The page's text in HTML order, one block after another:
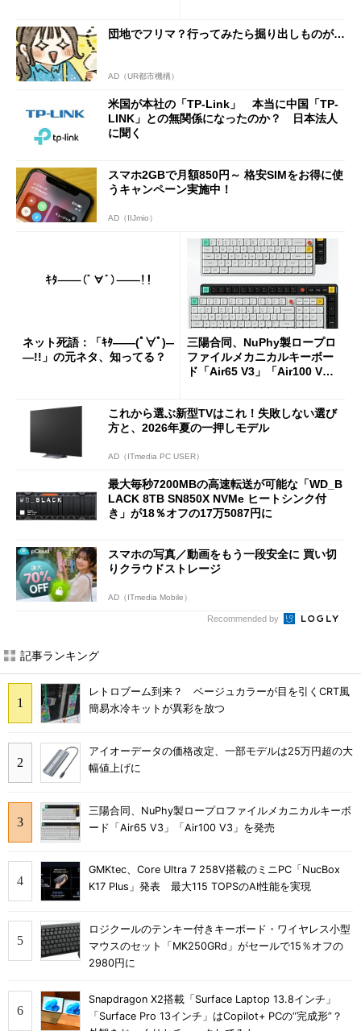
団地でフリマ？行ってみたら掘り出しものが…
AD（UR都市機構）
米国が本社の「TP-Link」 本当に中国「TP-
LINK」との無関係になったのか？ 日本法人
に聞く
スマホ2GBで月額850円～ 格安SIMをお得に使
うキャンペーン実施中！
AD（IIJmio）
ネット死語：「ｷﾀ――(ﾟ∀ﾟ)―
―!!」の元ネタ、知ってる？
三陽合同、NuPhy製ロープロ
ファイルメカニカルキーボー
ド「Air65 V3」「Air100 V
これから選ぶ新型TVはこれ！失敗しない選び
方と、2026年夏の一押しモデル
AD（ITmedia PC USER）
最大毎秒7200MBの高速転送が可能な「WD_B
LACK 8TB SN850X NVMe ヒートシンク付
き」が18％オフの17万5087円に
スマホの写真／動画をもう一段安全に 買い切
りクラウドストレージ
AD（ITmedia Mobile）
Recommended by
記事ランキング
レトロブーム到来？ ベージュカラーが目を引くCRT風
簡易水冷キットが異彩を放つ
アイオーデータの価格改定、一部モデルは25万円超の大
幅値上げに
三陽合同、NuPhy製ロープロファイルメカニカルキーボ
ード「Air65 V3」「Air100 V3」を発売
GMKtec、Core Ultra 7 258V搭載のミニPC「NucBox
K17 Plus」発表 最大115 TOPSのAI性能を実現
ロジクールのテンキー付きキーボード・ワイヤレス小型
マウスのセット「MK250GRd」がセールで15％オフの
2980円に
Snapdragon X2搭載「Surface Laptop 13.8インチ」
「Surface Pro 13インチ」はCopilot+ PCの“完成形”？